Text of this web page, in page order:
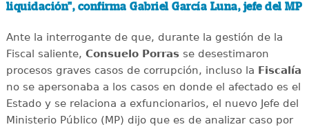
liquidación", confirma Gabriel García Luna, jefe del MP
Ante la interrogante de que, durante la gestión de la
Fiscal saliente, Consuelo Porrasse desestimaron
procesos graves casos de corrupción, incluso la Fiscalía
no se apersonaba a los casos en donde el afectado es el
Estado y se relaciona a exfuncionarios, el nuevo Jefe del
Ministerio Público (MP) dijo que es de analizar caso por